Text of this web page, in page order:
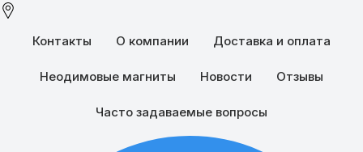
Контакты О компании Доставка и оплата
Неодимовые магниты Новости Отзывы
Часто задаваемые вопросы